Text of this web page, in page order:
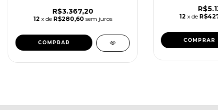
R$3.367,20
12 x de R$280,60 sem juros
COMPRAR
12 x de
COMPRAR